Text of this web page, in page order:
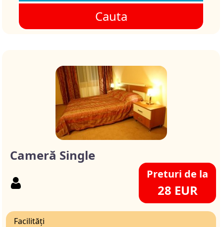
Cauta
Cameră Single
Preturi de la
28 EUR
Facilități